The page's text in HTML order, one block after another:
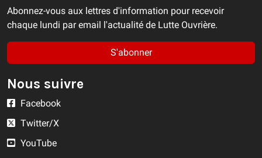
Abonnez-vous aux lettres d'information pour recevoir
chaque lundi par email l'actualité de Lutte Ouvrière.
S'abonner
Nous suivre
Facebook
Twitter/X
YouTube